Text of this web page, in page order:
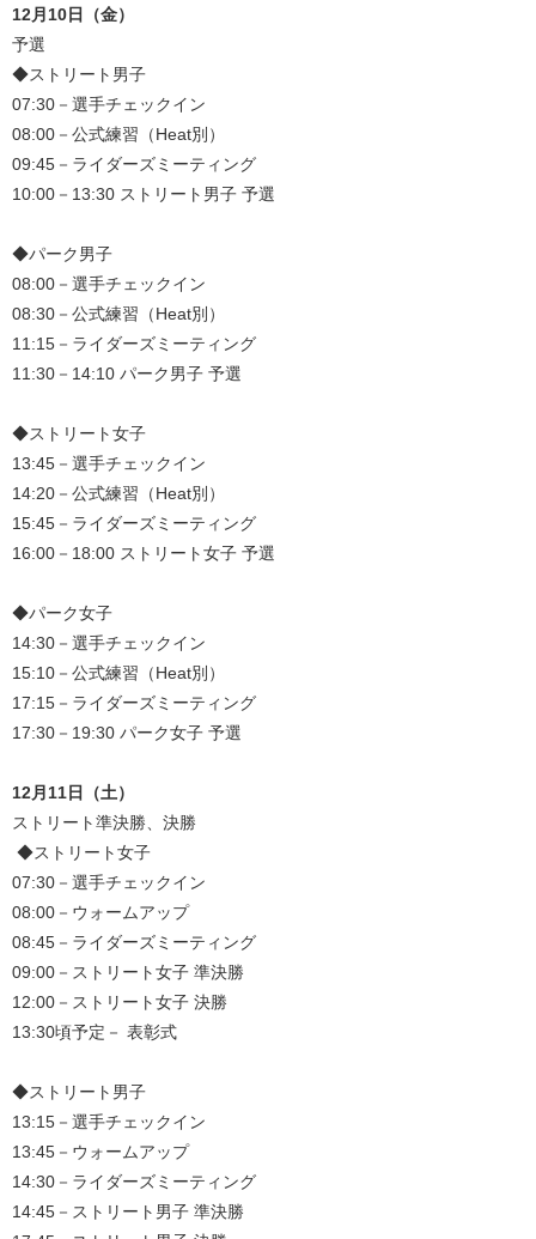
12月10日（金）
予選
◆ストリート男子
07:30－選手チェックイン
08:00－公式練習（Heat別）
09:45－ライダーズミーティング
10:00－13:30 ストリート男子 予選
◆パーク男子
08:00－選手チェックイン
08:30－公式練習（Heat別）
11:15－ライダーズミーティング
11:30－14:10 パーク男子 予選
◆ストリート女子
13:45－選手チェックイン
14:20－公式練習（Heat別）
15:45－ライダーズミーティング
16:00－18:00 ストリート女子 予選
◆パーク女子
14:30－選手チェックイン
15:10－公式練習（Heat別）
17:15－ライダーズミーティング
17:30－19:30 パーク女子 予選
12月11日（土）
ストリート準決勝、決勝
◆ストリート女子
07:30－選手チェックイン
08:00－ウォームアップ
08:45－ライダーズミーティング
09:00－ストリート女子 準決勝
12:00－ストリート女子 決勝
13:30頃予定－ 表彰式
◆ストリート男子
13:15－選手チェックイン
13:45－ウォームアップ
14:30－ライダーズミーティング
14:45－ストリート男子 準決勝